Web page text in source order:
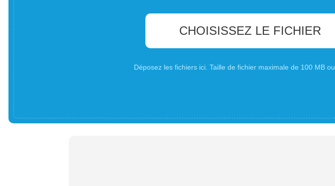
CHOISISSEZ LE FICHIER
Déposez les fichiers ici. Taille de fichier maximale de 100 MB ou